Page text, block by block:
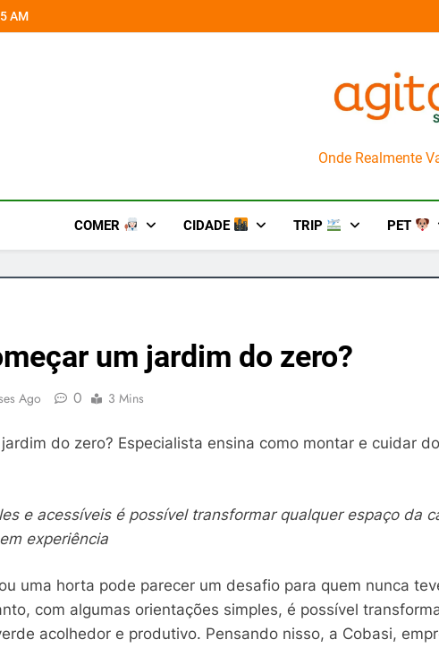
AM
participa do GoldeN GatoFest 2026 e oferece descontos de até 50%
Onde Realmente
COMER CIDADE TRIP PET
um jardim do zero?
Ago 0 3 Mins
do zero? Especialista ensina como montar e cuidar
e acessíveis é possível transformar qualquer espaço da
experiência
uma horta pode parecer um desafio para quem nunca
com algumas orientações simples, é possível
acolhedor e produtivo. Pensando nisso, a Cobasi,